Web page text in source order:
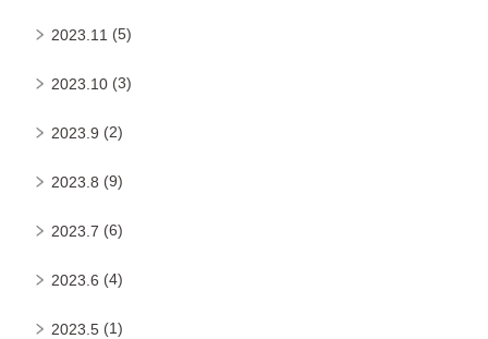
2023.11 (5)
2023.10 (3)
2023.9 (2)
2023.8 (9)
2023.7 (6)
2023.6 (4)
2023.5 (1)